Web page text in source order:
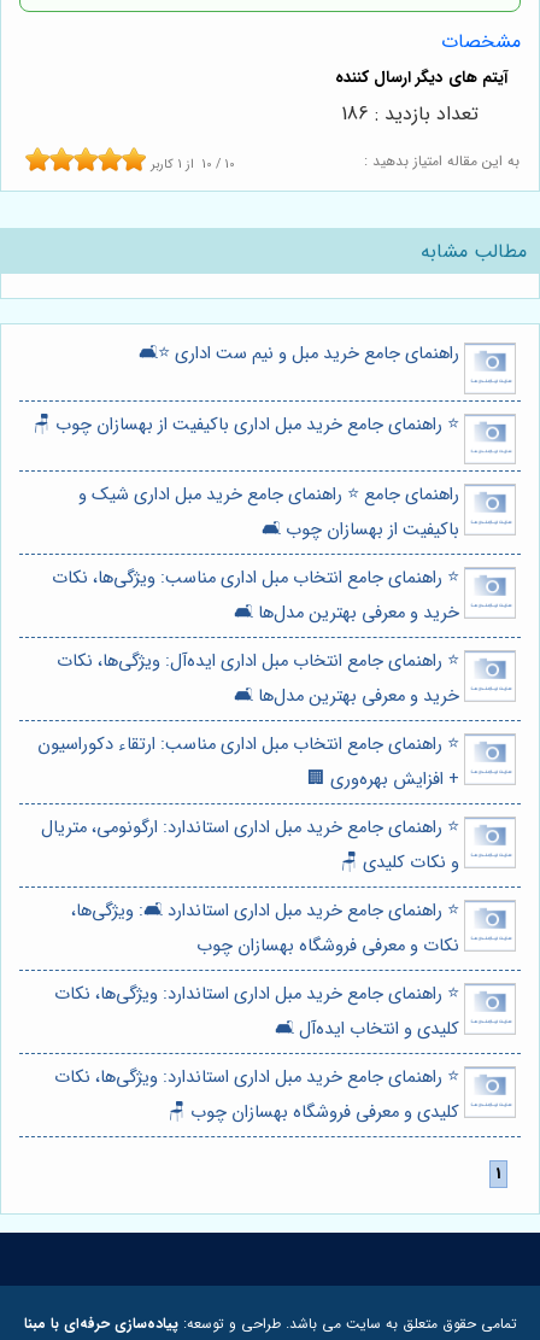
مشخصات
به این مقاله امتیاز بدهید : 10 / 10 از 1 کاربر
تعداد بازدید : 186
مطالب مشابه
راهنمای جامع خرید مبل و نیم ست اداری ⭐️🛋️
⭐️ راهنمای جامع خرید مبل اداری باکیفیت از بهسازان چوب 🪑
راهنمای جامع ⭐️ راهنمای جامع خرید مبل اداری شیک و
باکیفیت از بهسازان چوب 🛋️
⭐️ راهنمای جامع انتخاب مبل اداری مناسب: ویژگی‌ها، نکات
خرید و معرفی بهترین مدل‌ها 🛋️
⭐️ راهنمای جامع انتخاب مبل اداری ایده‌آل: ویژگی‌ها، نکات
خرید و معرفی بهترین مدل‌ها 🛋️
⭐️ راهنمای جامع انتخاب مبل اداری مناسب: ارتقاء دکوراسیون
+ افزایش بهره‌وری 🏢
⭐️ راهنمای جامع خرید مبل اداری استاندارد: ارگونومی، متریال
و نکات کلیدی 🪑
⭐️ راهنمای جامع خرید مبل اداری استاندارد 🛋️: ویژگی‌ها،
نکات و معرفی فروشگاه بهسازان چوب
⭐️ راهنمای جامع خرید مبل اداری استاندارد: ویژگی‌ها، نکات
کلیدی و انتخاب ایده‌آل 🛋️
⭐️ راهنمای جامع خرید مبل اداری استاندارد: ویژگی‌ها، نکات
کلیدی و معرفی فروشگاه بهسازان چوب 🪑
تمامی حقوق متعلق به سایت می باشد. طراحی و توسعه:پیاده‌سازی حرفه‌ای با مبنا